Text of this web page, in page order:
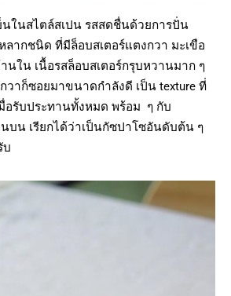
ในสไตล์สเปน รสสดชื่นด้วยการปั่น
ลากชนิด ที่มีล็อบสเตอร์แตงกวา มะเขือ
นใน เนื้อรสล็อบสเตอร์กรุบหวานมาก ๆ
วาก็ซอยมาขนาดกำลังดี เป็น texture ที่
อรับประทานทั้งหมด พร้อม ๆ กับ
นบน เรียกได้ว่าเป็นกัซปาโซอันดับต้น ๆ
บ